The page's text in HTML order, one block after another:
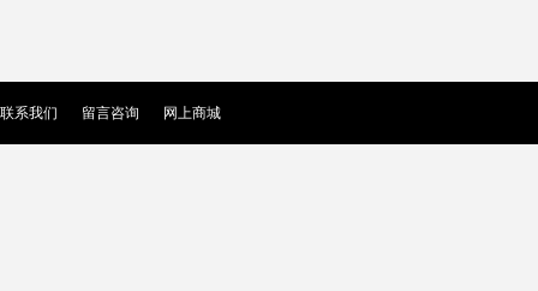
联系我们 留言咨询 网上商城